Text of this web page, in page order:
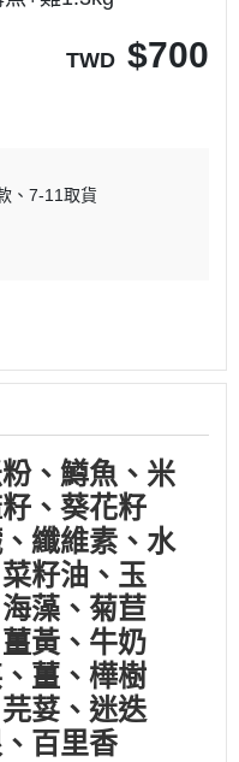
TWD $700
7-11取貨
、鱒魚、米
、葵花籽
纖維素、水
籽油、玉
藻、菊苣
黃、牛奶
薑、樺樹
荽、迷迭
百里香